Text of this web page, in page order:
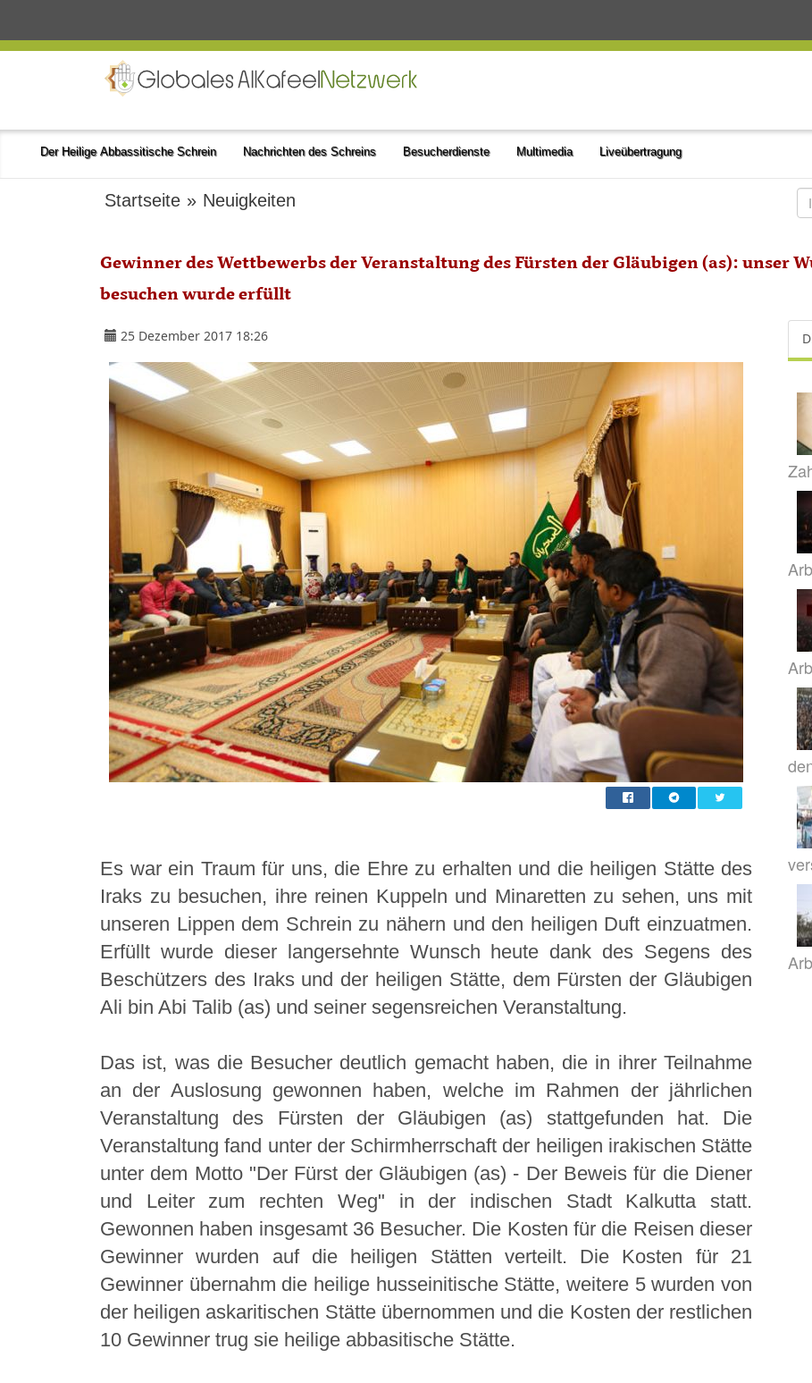
Der Heilige Abbassitische Schrein Nachrichten des Schreins Besucherdienste Multimedia Liveübertragung
Startseite » Neuigkeiten
Gewinner des Wettbewerbs der Veranstaltung des Fürsten der Gläubigen (as): unser
besuchen wurde erfüllt
25 Dezember 2017 18:26
Es war ein Traum für uns, die Ehre zu erhalten und die heiligen Stätte des
Iraks zu besuchen, ihre reinen Kuppeln und Minaretten zu sehen, uns mit
unseren Lippen dem Schrein zu nähern und den heiligen Duft einzuatmen.
Erfüllt wurde dieser langersehnte Wunsch heute dank des Segens des
Beschützers des Iraks und der heiligen Stätte, dem Fürsten der Gläubigen
Ali bin Abi Talib (as) und seiner segensreichen Veranstaltung.
Das ist, was die Besucher deutlich gemacht haben, die in ihrer Teilnahme
an der Auslosung gewonnen haben, welche im Rahmen der jährlichen
Veranstaltung des Fürsten der Gläubigen (as) stattgefunden hat. Die
Veranstaltung fand unter der Schirmherrschaft der heiligen irakischen Stätte
unter dem Motto "Der Fürst der Gläubigen (as) - Der Beweis für die Diener
und Leiter zum rechten Weg" in der indischen Stadt Kalkutta statt.
Gewonnen haben insgesamt 36 Besucher. Die Kosten für die Reisen dieser
Gewinner wurden auf die heiligen Stätten verteilt. Die Kosten für 21
Gewinner übernahm die heilige husseinitische Stätte, weitere 5 wurden von
der heiligen askaritischen Stätte übernommen und die Kosten der restlichen
10 Gewinner trug sie heilige abbasitische Stätte.